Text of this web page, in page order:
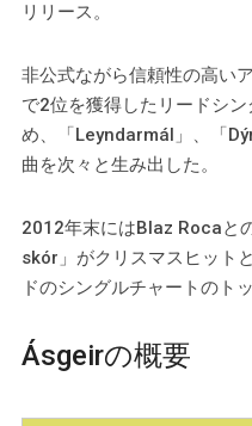
リリース。
非公式ながら信頼性の高い
で2位を獲得したリードシ
め、「Leyndarmál」、「
曲を次々と生み出した。
2012年末にはBlaz Rocaと
skór」がクリスマスヒット
ドのシングルチャートのト
Ásgeirの概要